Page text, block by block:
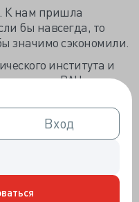
Вход
Вход
К нам пришла
бы навсегда, то
значимо сэкономили.
института и
РАН
во всем Северном
к массовому таянию
рек. В
Северном Ледовитом
много пресной воды,